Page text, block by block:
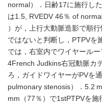
normal）．日齢17に施行し
は1.5, RVEDV 46％ of
）が，上行大動脈造影で順
ではないと判断し，PTPVを
では，右室内でワイヤール
4French Judkins右冠動脈カ
ろ，ガイドワイヤーがPVを
pulmonary stenosis）．5.2
mm（77％）で1stPTPVを